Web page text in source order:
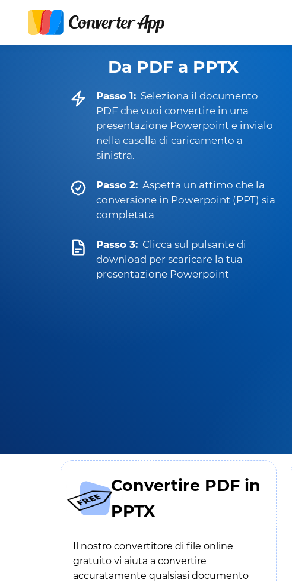
Da PDF a PPTX
Passo 1: Seleziona il documento
PDF che vuoi convertire in una
presentazione Powerpoint e invialo
nella casella di caricamento a
sinistra.
Passo 2: Aspetta un attimo che la
conversione in Powerpoint (PPT) sia
completata
Passo 3: Clicca sul pulsante di
download per scaricare la tua
presentazione Powerpoint
Convertire PDF in
PPTX
Il nostro convertitore di file online
gratuito vi aiuta a convertire
accuratamente qualsiasi documento